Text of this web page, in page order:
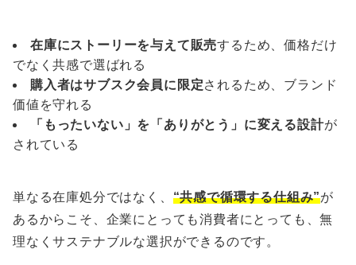
在庫にストーリーを与えて販売するため、価格だけ
でなく共感で選ばれる
購入者はサブスク会員に限定されるため、ブランド
価値を守れる
「もったいない」を「ありがとう」に変える設計が
されている
単なる在庫処分ではなく、 “共感で循環する仕組み”が
あるからこそ、企業にとっても消費者にとっても、無
理なくサステナブルな選択ができるのです。